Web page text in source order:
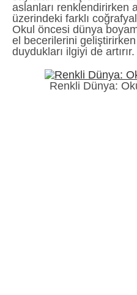
aslanları renklendirirken
üzerindeki farklı
Okul öncesi dünya
el becerilerini
duydukları ilgiyi de artırır.
Renkli Dünya: